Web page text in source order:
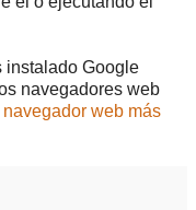
instalado Google
navegadores web
navegador web más